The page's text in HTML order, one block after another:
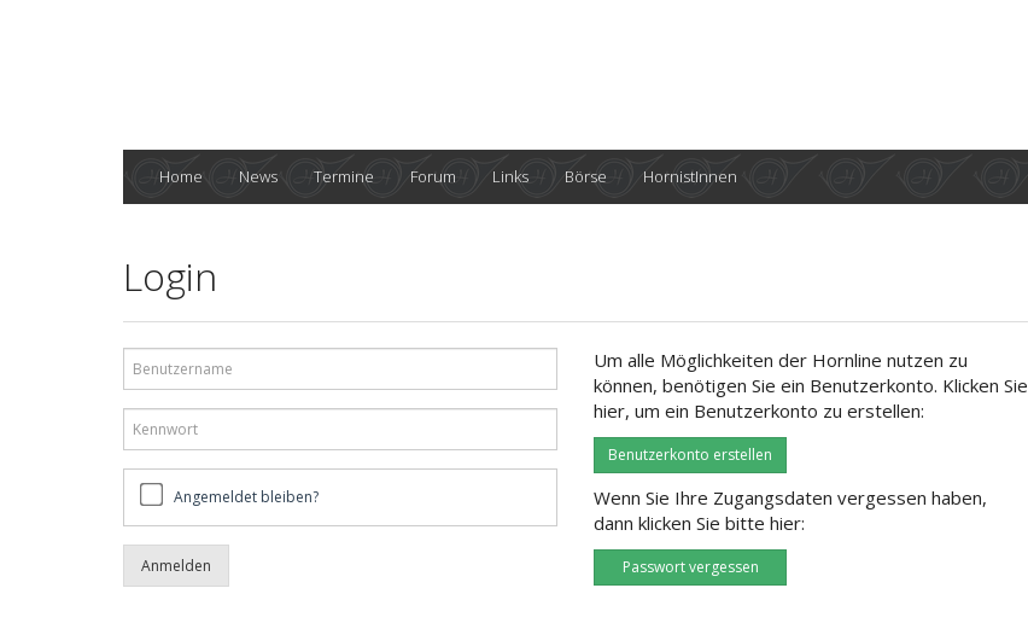
Home News Termine Forum Links Börse HornistInnen
Login
bleiben?Angemeldet bleiben?
Um alle Möglichkeiten der Hornline nutzen zu
können, benötigen Sie ein Benutzerkonto. Klicken Sie
hier, um ein Benutzerkonto zu erstellen:
Benutzerkonto erstellen
Wenn Sie Ihre Zugangsdaten vergessen haben,
dann klicken Sie bitte hier:
Passwort vergessen